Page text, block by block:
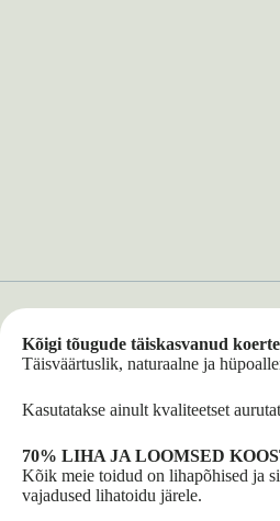
Kõigi tõugude täiskasvanud
Täisväärtuslik, naturaalne ja
Kasutatakse ainult kvaliteetset
70% LIHA JA LOOMSED
Kõik meie toidud on lihapõhised ja
vajadused lihatoidu järele.